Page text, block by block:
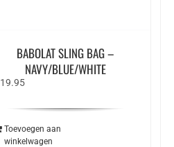
BABOLAT SLING BAG –
NAVY/BLUE/WHITE
19.95
Toevoegen aan
winkelwagen